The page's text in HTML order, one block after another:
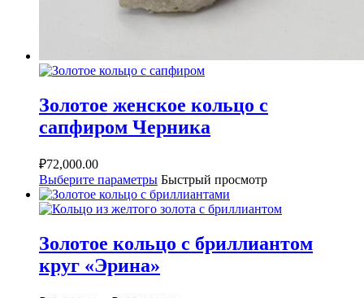
Золотое женское кольцо с
сапфиром Черника
₽72,000.00
Выберите параметры Быстрый просмотр
Золотое кольцо с бриллиантом
круг «Эрина»